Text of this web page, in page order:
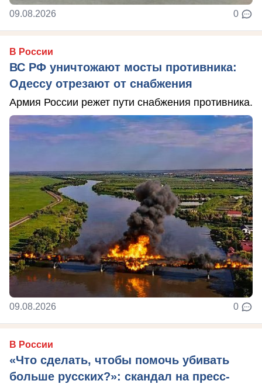
09.08.2026 0
В России
ВС РФ уничтожают мосты противника:
Одессу отрезают от снабжения
Армия России режет пути снабжения противника.
09.08.2026 0
В России
«Что сделать, чтобы помочь убивать
больше русских?»: скандал на пресс-